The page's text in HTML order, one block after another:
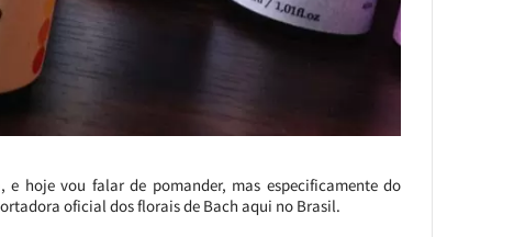
e hoje vou falar de pomander, mas especificamente do
oficial dos florais de Bach aqui no Brasil.